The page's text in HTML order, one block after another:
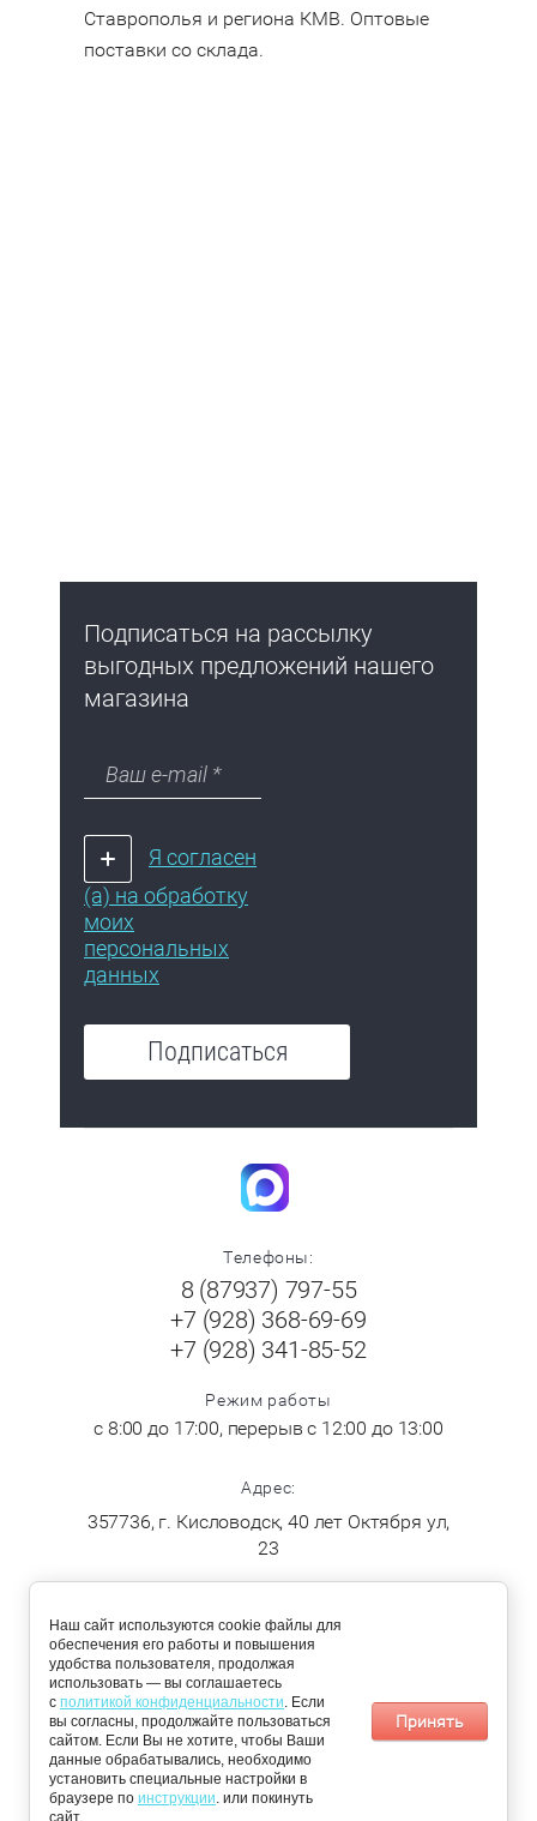
📩 Получить персональное предложение
Ставрополья и региона КМВ. Оптовые
поставки со склада.
Подписаться на рассылку
выгодных предложений нашего
магазина
Я согласен
(а) на обработку
моих
персональных
данных
Подписаться
Телефоны:
8 (87937) 797-55
+7 (928) 368-69-69
+7 (928) 341-85-52
Режим работы
с 8:00 до 17:00, перерыв с 12:00 до 13:00
Адрес:
357736, г. Кисловодск, 40 лет Октября ул,
23
По Кисловодску:
понедельник,
среда, четверг
Железноводск,
Ессентуки и
Минеральные
воды: вторник и
пятница
Наш сайт используются cookie файлы для
обеспечения его работы и повышения
удобства пользователя, продолжая
использовать — вы соглашаетесь
с политикой конфиденциальности. Если
вы согласны, продолжайте пользоваться
сайтом. Если Вы не хотите, чтобы Ваши
данные обрабатывались, необходимо
установить специальные настройки в
браузере по инструкции. или покинуть
сайт.
Принять